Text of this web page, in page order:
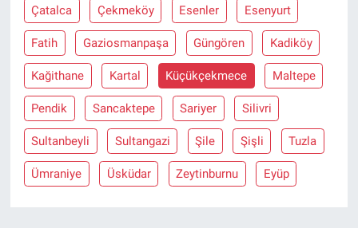
Çatalca Çekmeköy Esenler Esenyurt
Fatih Gaziosmanpaşa Güngören Kadiköy
Kağithane Kartal Küçükçekmece Maltepe
Pendik Sancaktepe Sariyer Silivri
Sultanbeyli Sultangazi Şile Şişli Tuzla
Ümraniye Üsküdar Zeytinburnu Eyüp